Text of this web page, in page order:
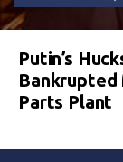
Putin’s
Parts Plant